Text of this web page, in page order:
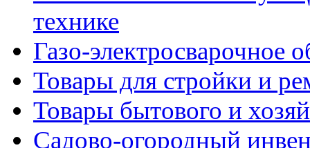
технике
Газо-электросварочное
Товары для стройки и
Товары бытового и
Садово-огородный